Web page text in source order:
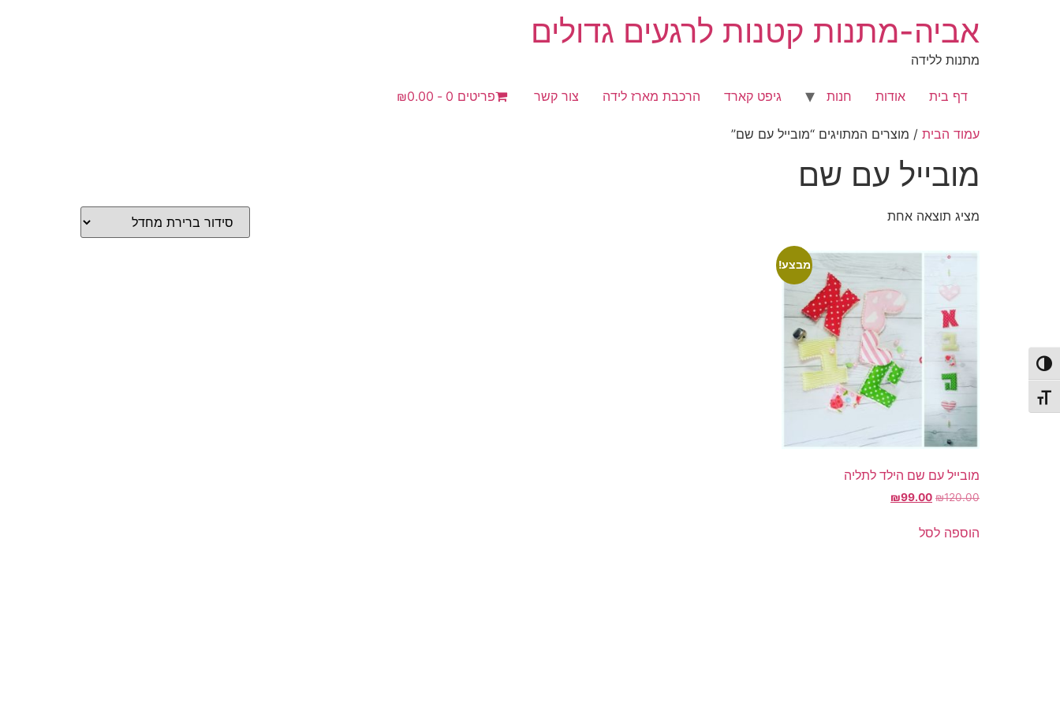
הפעל/כבה ניגודיות גבוהה
מתג גודל גופן
אביה-מתנות קטנות לרגעים גדולים
מתנות ללידה
דף בית אודות חנות גיפט קארד הרכבת מארז לידה צור קשר פריטים 0 ₪0.00
עמוד הבית / מוצרים המתויגים “מובייל עם שם”
מובייל עם שם
מציג תוצאה אחת
מבצע!
מובייל עם שם הילד לתליה
₪120.00
המחיר
היה:
₪99.00
הוספה לסל